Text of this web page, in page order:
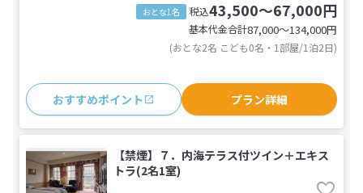
おとな1名 税込43,500～67,000円
基本代金合計87,000〜134,000円
(おとな2名 こども0名・1部屋/1泊2日)
おすすめポイント プラン詳細
【禁煙】７．内海テラス付ツイン＋エキス
トラ(2名1室)